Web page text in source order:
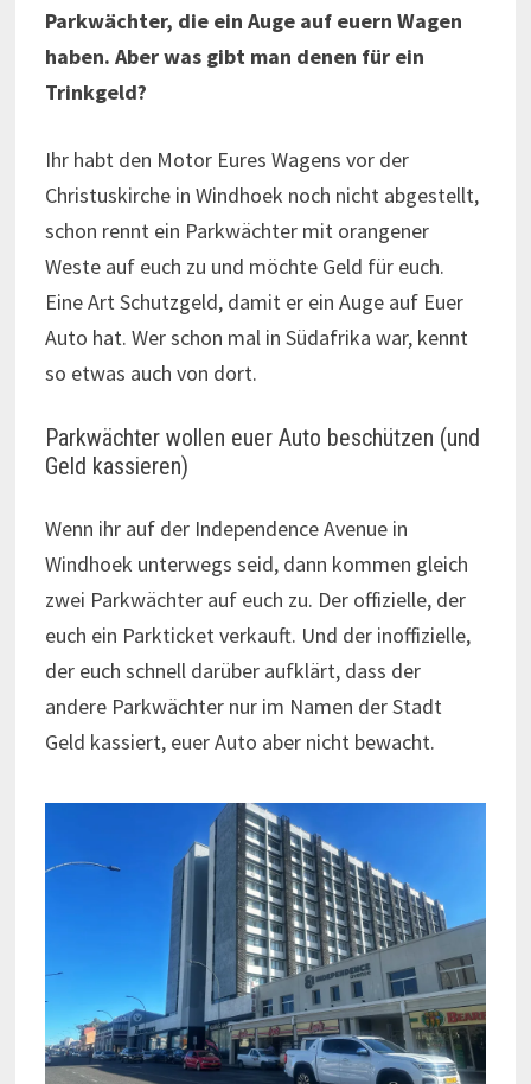
Parkwächter, die ein Auge auf euern Wagen
haben. Aber was gibt man denen für ein
Trinkgeld?
Ihr habt den Motor Eures Wagens vor der
Christuskirche in Windhoek noch nicht abgestellt,
schon rennt ein Parkwächter mit orangener
Weste auf euch zu und möchte Geld für euch.
Eine Art Schutzgeld, damit er ein Auge auf Euer
Auto hat. Wer schon mal in Südafrika war, kennt
so etwas auch von dort.
Parkwächter wollen euer Auto beschützen (und
Geld kassieren)
Wenn ihr auf der Independence Avenue in
Windhoek unterwegs seid, dann kommen gleich
zwei Parkwächter auf euch zu. Der offizielle, der
euch ein Parkticket verkauft. Und der inoffizielle,
der euch schnell darüber aufklärt, dass der
andere Parkwächter nur im Namen der Stadt
Geld kassiert, euer Auto aber nicht bewacht.